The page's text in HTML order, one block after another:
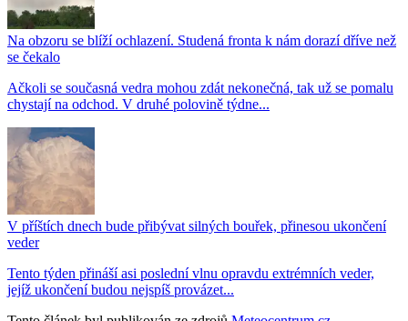
Na obzoru se blíží ochlazení. Studená fronta k nám dorazí dříve než
se čekalo
Ačkoli se současná vedra mohou zdát nekonečná, tak už se pomalu
chystají na odchod. V druhé polovině týdne...
V příštích dnech bude přibývat silných bouřek, přinesou ukončení
veder
Tento týden přináší asi poslední vlnu opravdu extrémních veder,
jejíž ukončení budou nejspíš provázet...